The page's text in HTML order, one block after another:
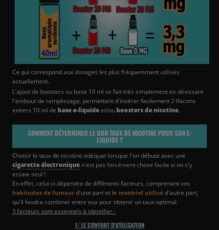
Ce qui correspond aux dosages les plus fréquemment utilisés
actuellement.
L'ajout de boosters ou base 10 ml se fait très simplement en dévissant
l'embout de remplissage, permettant d'insérer facilement 2 flacons
entiers 10 ml de base e-liquideet/ou boosters de nicotine.
COMMENT DÉTERMINER LE BON TAUX DE NICOTINE POUR SON E-
LIQUIDE ?
Choisir le taux de nicotine adéquat lorsque l'on débute avec une
cigarette électronique n'est pas forcément chose facile si on s'y
essaie seul !
En effet, celui-ci dépendra de différents facteurs, comprenant vos
habitudes de fumeurd'une part et le matériel utiliséd'autre part,
qu'il faudra combiner entre eux pour obtenir un taux optimal.
3 facteurs sont essentiels à identifier :
1/ LE CONFORT D'UTILISATION